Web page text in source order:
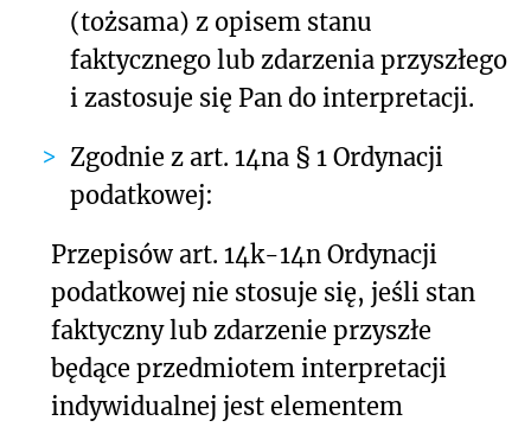
(tożsama) z opisem stanu
faktycznego lub zdarzenia przyszłego
i zastosuje się Pan do interpretacji.
Zgodnie z art. 14na § 1 Ordynacji
podatkowej:
Przepisów art. 14k-14n Ordynacji
podatkowej nie stosuje się, jeśli stan
faktyczny lub zdarzenie przyszłe
będące przedmiotem interpretacji
indywidualnej jest elementem